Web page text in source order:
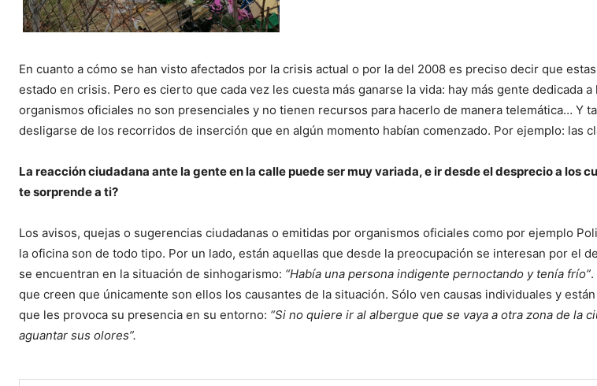
En cuanto a cómo se han visto afectados por la crisis actual o por la del 2008 es preciso decir que
estado en crisis. Pero es cierto que cada vez les cuesta más ganarse la vida: hay más gente dedicada
organismos oficiales no son presenciales y no tienen recursos para hacerlo de manera telemática… Y
desligarse de los recorridos de inserción que en algún momento habían comenzado. Por ejemplo: las
La reacción ciudadana ante la gente en la calle puede ser muy variada, e ir desde el desprecio a los
te sorprende a ti?
Los avisos, quejas o sugerencias ciudadanas o emitidas por organismos oficiales como por ejemplo
la oficina son de todo tipo. Por un lado, están aquellas que desde la preocupación se interesan por el
se encuentran en la situación de sinhogarismo: “Había una persona indigente pernoctando y tenía frío”
que creen que únicamente son ellos los causantes de la situación. Sólo ven causas individuales y
que les provoca su presencia en su entorno: “Si no quiere ir al albergue que se vaya a otra zona de la
aguantar sus olores”.